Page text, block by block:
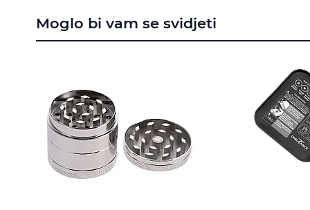
the
beginning
gallery
Moglo bi vam se svidjeti